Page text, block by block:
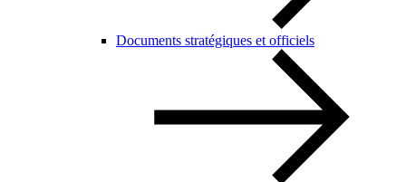
Documents stratégiques et officiels